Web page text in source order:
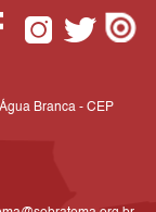
Branca - CEP